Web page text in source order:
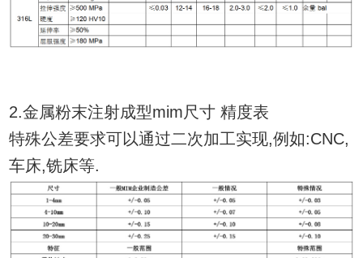
2.金属粉末注射成型mim尺寸 精度表
特殊公差要求可以通过二次加工实现,例如:CNC,
车床,铣床等.